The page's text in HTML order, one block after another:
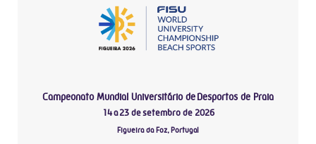
Campeonato Mundial Universitário de Desportos de Praia
14 a 23 de setembro de 2026
Figueira da Foz, Portugal